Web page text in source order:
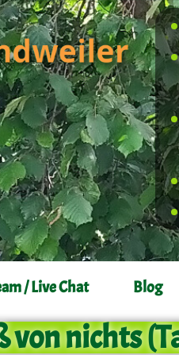
/ Live Chat Blog
von nichts